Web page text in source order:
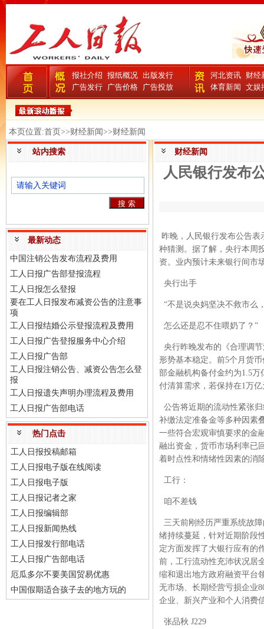
报社介绍 报纸概况 出版发行
广告发行 广告价格 广告投放
河北资讯 财经
体育新闻 文娱
本页位置:首页>>财经新闻>>财经新闻
站内搜索
最新动态
中国注销公告发布流程及费用
工人日报广告部登报流程
工人日报怎么登报
要在工人日报发布减资公告的注意事
项
工人日报结婚公示登报流程及费用
工人日报广告登报服务中心介绍
工人日报广告部
工人日报注销公告、减资公告怎么登
报
工人日报遗失声明办理流程及费用
工人日报广告部电话
热门点击
工人日报投稿邮箱
工人日报电子版在线阅读
工人日报电子版
工人日报记者之家
工人日报编辑部
工人日报新闻热线
工人日报发行部电话
工人日报广告部电话
厄瓜多尔不要美国贸易优惠
中国假期适合孩子去的地方玩的
财经新闻
人民银行发布
昨晚，人民银行发布公告
种猜测。据了解，央行本周
资。业内预计未来银行间市
央行出手
“不是说央妈坚决不救市么
怎么还是忍不住喂奶了？”
央行昨晚发布的《合理调
形势基本稳定。前5个月货
部金融机构备付金约为1.5
付清算需求，若保持在1万
公告将近期的流动性紧张
补缴法定准备金等多种因素
一些符合宏观审慎要求的金
融出资金，货币市场利率已
着时点性和情绪性因素的消
工行：
咱不差钱
三天前刚经历严重系统故
绪持续蔓延，针对近期阶段
定方面发挥了大银行应有的
前，工行流动性充沛状况居
缩和退出地方政府融资平台
无市场、长期经营亏损企业
企业、新兴产业和个人消费
张品秋 J229